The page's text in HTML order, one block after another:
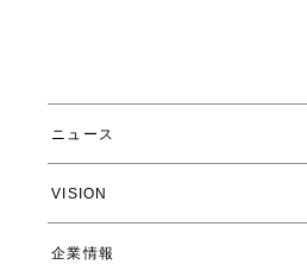
ニュース
VISION
企業スローガン
企業情報